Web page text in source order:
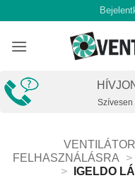
content
Szívesen
FELHASZNÁLÁSRA
>
>
IGELDO